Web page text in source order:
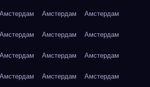
Амстердам Амстердам Амстердам
Амстердам Амстердам Амстердам
Амстердам Амстердам Амстердам
Амстердам Амстердам Амстердам